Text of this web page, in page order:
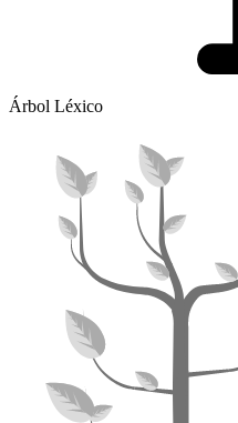
Árbol Léxico